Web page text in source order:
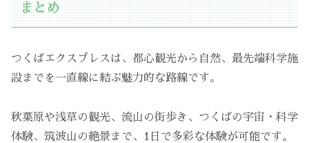
まとめ
つくばエクスプレスは、都心観光から自然、最先端科学施
設までを一直線に結ぶ魅力的な路線です。
秋葉原や浅草の観光、流山の街歩き、つくばの宇宙・科学
体験、筑波山の絶景まで、1日で多彩な体験が可能です。